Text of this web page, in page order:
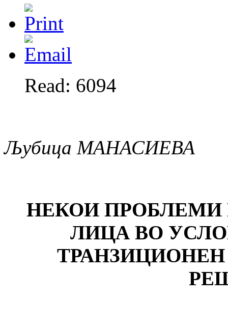
Read: 6094
Љубица МАНАСИЕВА
НЕКОИ ПРОБЛЕМИ
ЛИЦА ВО